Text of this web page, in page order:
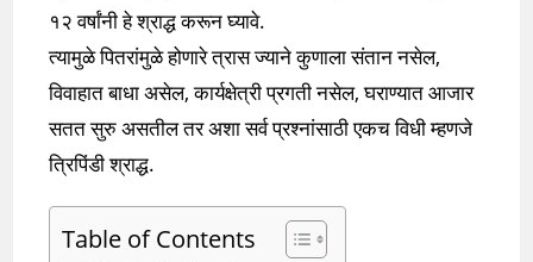
१२ वर्षांनी हे श्राद्ध करून घ्यावे.
त्यामुळे पितरांमुळे होणारे त्रास ज्याने कुणाला संतान नसेल,
विवाहात बाधा असेल, कार्यक्षेत्री प्रगती नसेल, घराण्यात आजार
सतत सुरु असतील तर अशा सर्व प्रश्नांसाठी एकच विधी म्हणजे
त्रिपिंडी श्राद्ध.
Table of Contents